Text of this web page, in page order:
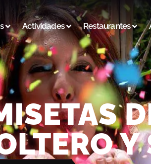
Actividades Restaurantes
Y